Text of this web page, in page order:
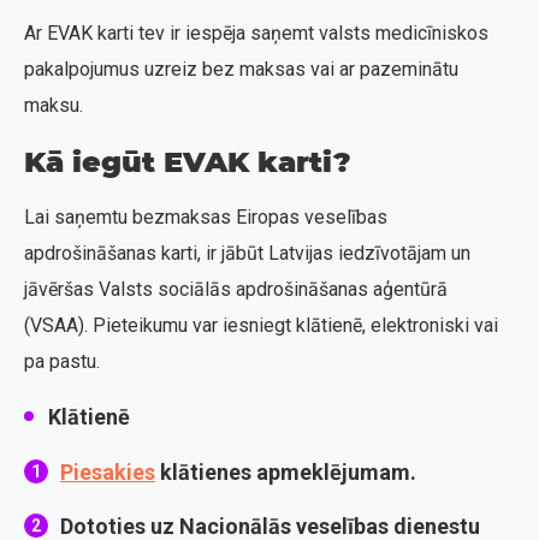
Ar EVAK karti tev ir iespēja saņemt valsts medicīniskos
pakalpojumus uzreiz bez maksas vai ar pazeminātu
maksu.
Kā iegūt EVAK karti?
Lai saņemtu bezmaksas Eiropas veselības
apdrošināšanas karti, ir jābūt Latvijas iedzīvotājam un
jāvēršas Valsts sociālās apdrošināšanas aģentūrā
(VSAA). Pieteikumu var iesniegt klātienē, elektroniski vai
pa pastu.
Klātienē
Piesakies klātienes apmeklējumam.
Dototies uz Nacionālās veselības dienestu